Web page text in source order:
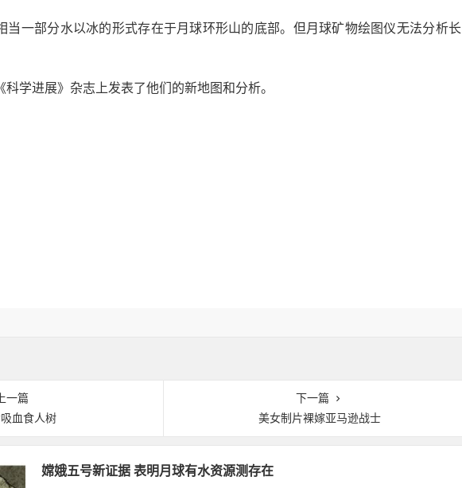
当一部分水以冰的形式存在于月球环形山的底部。但月球矿物绘图仪无法分析长
学进展》杂志上发表了他们的新地图和分析。
上一篇
血食人树
下一篇
美女制片裸嫁亚马逊战士
嫦娥五号新证据 表明月球有水资源测存在